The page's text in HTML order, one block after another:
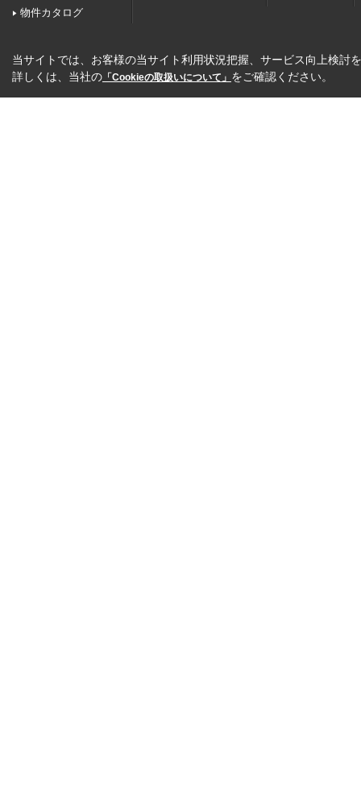
物件カタログ
当サイトでは、お客様の当サイト利用状況把握、サービス向上検討
詳しくは、当社の 「Cookieの取扱いについて」 をご確認ください。